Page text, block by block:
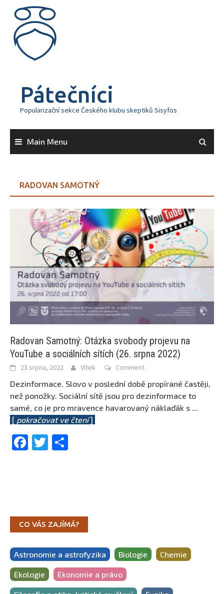
content
Pátečníci
Popularizační sekce Českého klubu skeptiků Sisyfos
Main Menu
RADOVAN SAMOTNÝ
Radovan Samotný: Otázka svobody projevu na
YouTube a sociálních sítích (26. srpna 2022)
23 srpna, 2022 Vítek Comment
Dezinformace. Slovo v poslední době propírané častěji,
než ponožky. Sociální sítě jsou pro dezinformace to
samé, co je pro mravence havarovaný náklaďák s ...
[ pokračovat ve čtení]
Facebook
Twitter
CO VÁS ZAJÍMÁ?
Astronomie a astrofyzika Biologie Chemie
Ekologie Ekonomie a právo